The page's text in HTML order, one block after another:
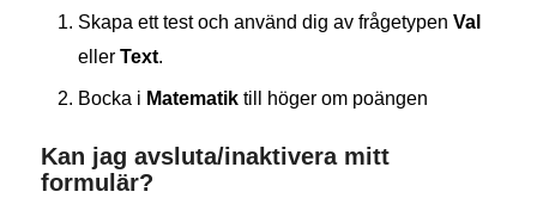
Skapa ett test och använd dig av frågetypen Val
eller Text.
Bocka i Matematik till höger om poängen
Kan jag avsluta/inaktivera mitt
formulär?